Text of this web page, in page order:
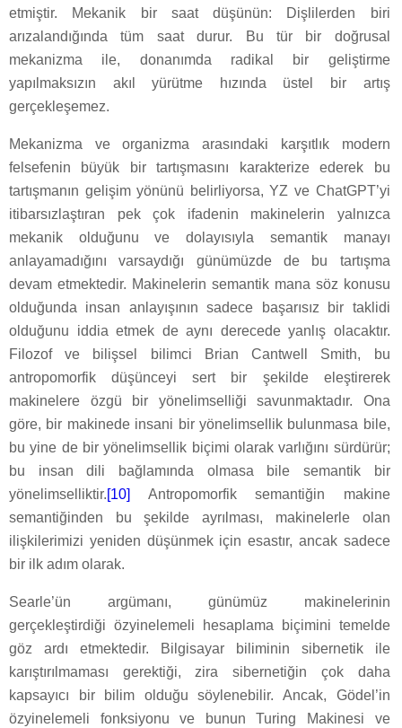
etmiştir. Mekanik bir saat düşünün: Dişlilerden biri
arızalandığında tüm saat durur. Bu tür bir doğrusal
mekanizma ile, donanımda radikal bir geliştirme
yapılmaksızın akıl yürütme hızında üstel bir artış
gerçekleşemez.
Mekanizma ve organizma arasındaki karşıtlık modern
felsefenin büyük bir tartışmasını karakterize ederek bu
tartışmanın gelişim yönünü belirliyorsa, YZ ve ChatGPT’yi
itibarsızlaştıran pek çok ifadenin makinelerin yalnızca
mekanik olduğunu ve dolayısıyla semantik manayı
anlayamadığını varsaydığı günümüzde de bu tartışma
devam etmektedir. Makinelerin semantik mana söz konusu
olduğunda insan anlayışının sadece başarısız bir taklidi
olduğunu iddia etmek de aynı derecede yanlış olacaktır.
Filozof ve bilişsel bilimci Brian Cantwell Smith, bu
antropomorfik düşünceyi sert bir şekilde eleştirerek
makinelere özgü bir yönelimselliği savunmaktadır. Ona
göre, bir makinede insani bir yönelimsellik bulunmasa bile,
bu yine de bir yönelimsellik biçimi olarak varlığını sürdürür;
bu insan dili bağlamında olmasa bile semantik bir
yönelimselliktir.[10]
Antropomorfik semantiğin makine
semantiğinden bu şekilde ayrılması, makinelerle olan
ilişkilerimizi yeniden düşünmek için esastır, ancak sadece
bir ilk adım olarak.
Searle’ün argümanı, günümüz makinelerinin
gerçekleştirdiği özyinelemeli hesaplama biçimini temelde
göz ardı etmektedir. Bilgisayar biliminin sibernetik ile
karıştırılmaması gerektiği, zira sibernetiğin çok daha
kapsayıcı bir bilim olduğu söylenebilir. Ancak, Gödel’in
özyinelemeli fonksiyonu ve bunun Turing Makinesi ve